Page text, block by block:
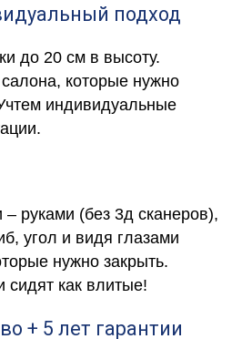
подход
до 20 см в высоту.
которые нужно
индивидуальные
руками (без 3д сканеров),
угол и видя глазами
нужно закрыть.
сидят как влитые!
+ 5 лет гарантии